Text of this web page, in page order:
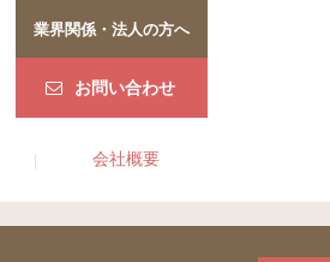
業界関係・法人の方へ
お問い合わせ
会社概要